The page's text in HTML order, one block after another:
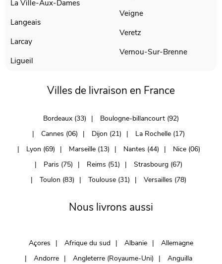
La Ville-Aux-Dames
Langeais
Larcay
Ligueil
Veigne
Veretz
Vernou-Sur-Brenne
Villes de livraison en France
Bordeaux (33)
Boulogne-billancourt (92)
Cannes (06)
Dijon (21)
La Rochelle (17)
Lyon (69)
Marseille (13) Nantes (44)
Nice (06)
Paris (75)
Reims (51)
Strasbourg (67)
Toulon (83)
Toulouse (31) Versailles (78)
Nous livrons aussi
Açores Afrique du sud Albanie
Allemagne
Andorre
Angleterre (Royaume-Uni)
Anguilla